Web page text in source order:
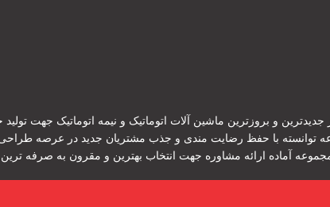
و بروزترین ماشین آلات اتوماتیک و نیمه اتوماتیک جهت تولید
توانسته با حفظ رضایت مندی و جذب مشتریان جدید در عرصه
آماده ارائه مشاوره جهت انتخاب بهترین و مقرون به صرفه